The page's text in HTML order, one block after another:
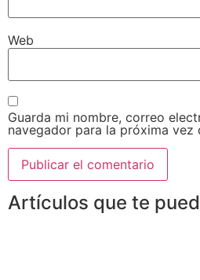
Web
Guarda mi nombre, correo
navegador para la próxima vez
Artículos que te